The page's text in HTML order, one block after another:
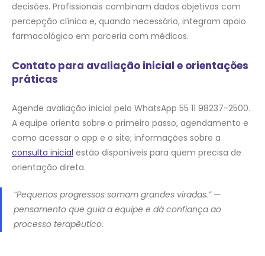
decisões. Profissionais combinam dados objetivos com
percepção clínica e, quando necessário, integram apoio
farmacológico em parceria com médicos.
Contato para avaliação inicial e orientações
práticas
Agende avaliação inicial pelo WhatsApp 55 11 98237-2500.
A equipe orienta sobre o primeiro passo, agendamento e
como acessar o app e o site; informações sobre a
consulta inicial estão disponíveis para quem precisa de
orientação direta.
“Pequenos progressos somam grandes viradas.” —
pensamento que guia a equipe e dá confiança ao
processo terapêutico.